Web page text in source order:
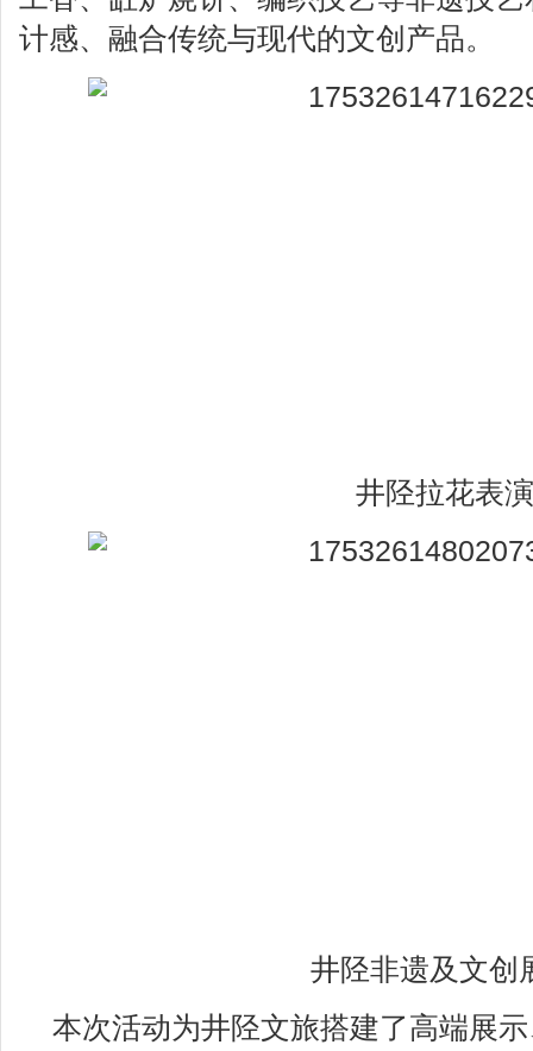
计感、融合传统与现代的文创产品。
井陉拉花表演
井陉非遗及文创
本次活动为井陉文旅搭建了高端展